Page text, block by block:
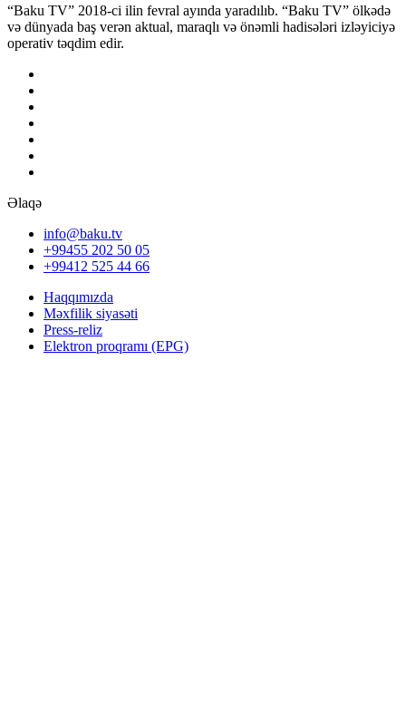
“Baku TV” 2018-ci ilin fevral ayında yaradılıb. “Baku TV” ölkədə
və dünyada baş verən aktual, maraqlı və önəmli hadisələri izləyiciyə
operativ təqdim edir.
Əlaqə
info@baku.tv
+99455 202 50 05
+99412 525 44 66
Haqqımızda
Məxfilik siyasəti
Press-reliz
Elektron proqramı (EPG)